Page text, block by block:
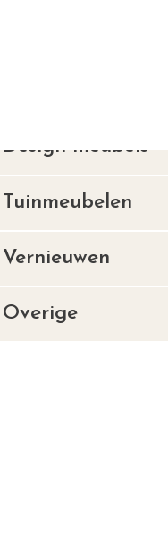
Tuinmeubelen
Vernieuwen
Overige